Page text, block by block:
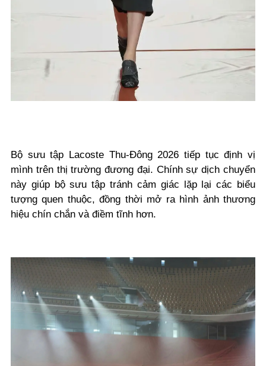
Bộ sưu tập Lacoste Thu-Đông 2026 tiếp tục định vị
mình trên thị trường đương đại. Chính sự dịch chuyển
này giúp bộ sưu tập tránh cảm giác lặp lại các biểu
tượng quen thuộc, đồng thời mở ra hình ảnh thương
hiệu chín chắn và điềm tĩnh hơn.